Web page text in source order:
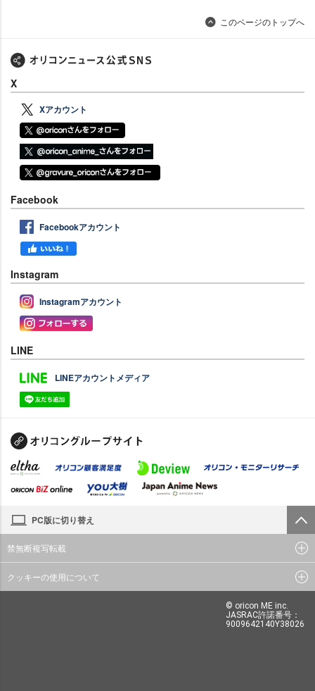
このページのトップへ
X
Xアカウント
Facebook
Facebookアカウント
Instagram
Instagramアカウント
LINE
LINEアカウントメディア
PC版に切り替え
禁無断複写転載
クッキーの使用について
© oricon ME inc.
JASRAC許諾番号：
9009642140Y38026